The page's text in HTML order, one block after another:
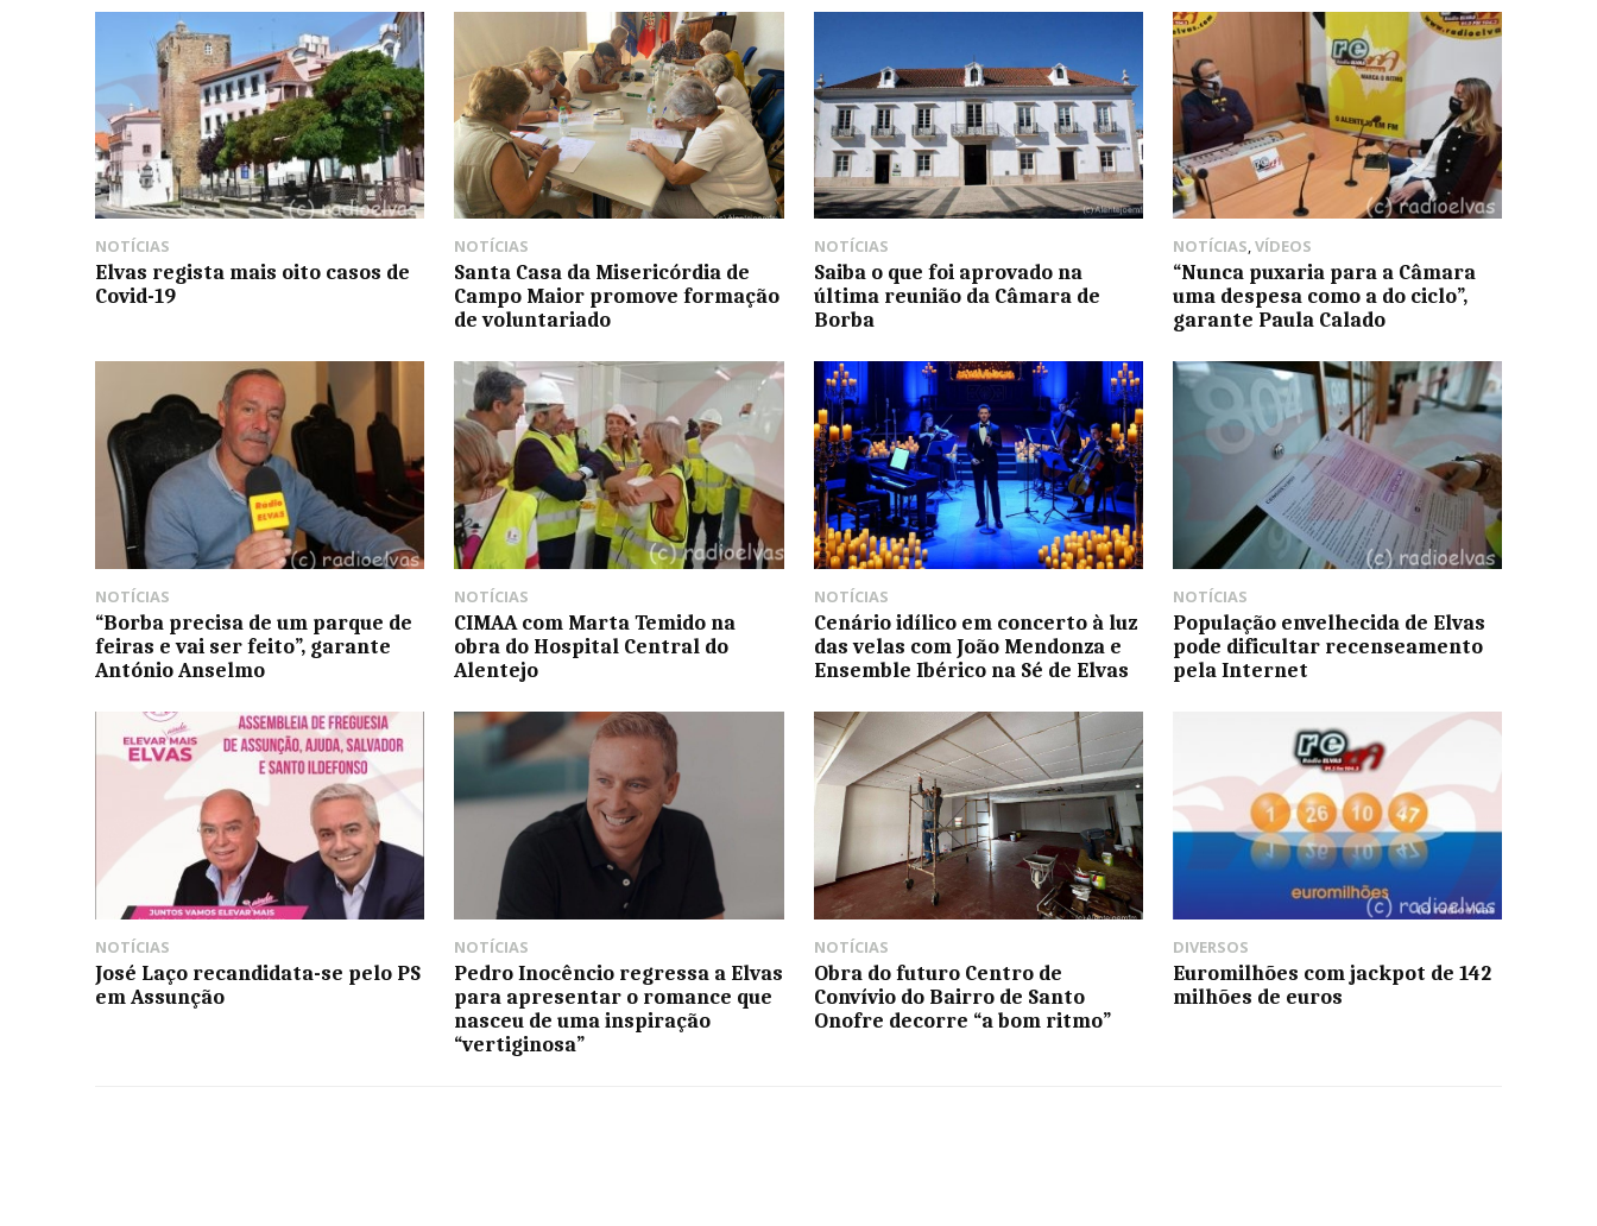
NOTÍCIAS
Elvas regista mais oito casos de
Covid-19
NOTÍCIAS
Santa Casa da Misericórdia de
Campo Maior promove formação
de voluntariado
NOTÍCIAS
Saiba o que foi aprovado na
última reunião da Câmara de
Borba
NOTÍCIAS,VÍDEOS
“Nunca puxaria para a Câmara
uma despesa como a do ciclo”,
garante Paula Calado
NOTÍCIAS
“Borba precisa de um parque de
feiras e vai ser feito”, garante
António Anselmo
NOTÍCIAS
CIMAA com Marta Temido na
obra do Hospital Central do
Alentejo
NOTÍCIAS
Cenário idílico em concerto à luz
das velas com João Mendonza e
Ensemble Ibérico na Sé de Elvas
NOTÍCIAS
População envelhecida de Elvas
pode dificultar recenseamento
pela Internet
NOTÍCIAS
José Laço recandidata-se pelo PS
em Assunção
NOTÍCIAS
Pedro Inocêncio regressa a Elvas
para apresentar o romance que
nasceu de uma inspiração
“vertiginosa”
NOTÍCIAS
Obra do futuro Centro de
Convívio do Bairro de Santo
Onofre decorre “a bom ritmo”
DIVERSOS
Euromilhões com jackpot de 142
milhões de euros